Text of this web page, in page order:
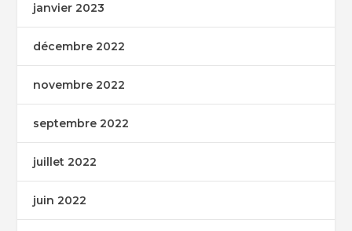
janvier 2023
décembre 2022
novembre 2022
septembre 2022
juillet 2022
juin 2022